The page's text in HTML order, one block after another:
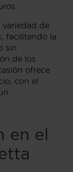
variedad de
facilitando la
sin
de los
ofrece
con el
en el